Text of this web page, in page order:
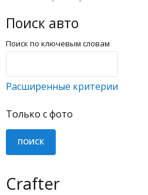
Поиск авто
Поиск по ключевым словам
Расширенные критерии
Только с фото
Crafter